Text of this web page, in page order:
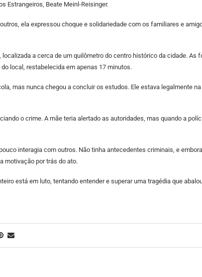
Estrangeiros, Beate Meinl-Reisinger.
ela expressou choque e solidariedade com os familiares e
a cerca de um quilômetro do centro histórico da cidade. As
local, restabelecida em apenas 17 minutos.
mas nunca chegou a concluir os estudos. Ele estava legalmente
o crime. A mãe teria alertado as autoridades, mas quando a
interagia com outros. Não tinha antecedentes criminais, e
motivação por trás do ato.
está em luto, tentando entender e superar uma tragédia que